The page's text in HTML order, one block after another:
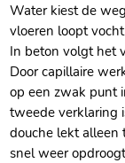
Water kiest de
vloeren loopt
In beton volgt het
Door capillaire
op een zwak punt
tweede verklaring
douche lekt alleen
snel weer